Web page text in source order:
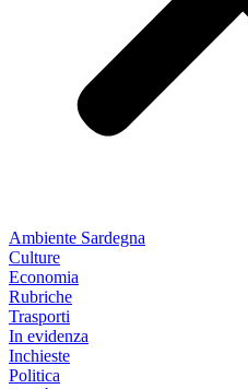
Ambiente Sardegna
Culture
Economia
Rubriche
Trasporti
In evidenza
Inchieste
Politica